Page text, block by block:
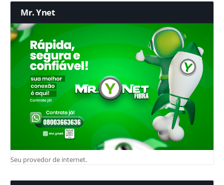
Mr. Ynet
Seu provedor de internet.